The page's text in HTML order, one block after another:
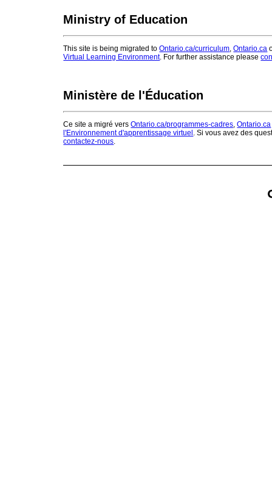
Ministry of Education
This site is being migrated toOntario.ca/curriculum ,Ontario.ca
Virtual Learning Environment. For further assistance please
Ministère de l'Éducation
Ce site a migré versOntario.ca/programmes-cadres ,Ontario.ca
l'Environnement d'apprentissage virtuel . Si vous avez des
contactez-nous